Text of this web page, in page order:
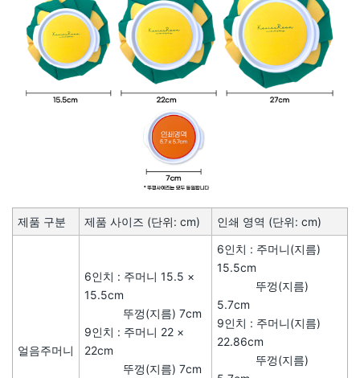
제품 구분 제품 사이즈 (단위: cm) 인쇄 영역 (단위: cm)
얼음주머니
6인치 : 주머니 15.5 ×
15.5cm
뚜껑(지름) 7cm
9인치 : 주머니 22 ×
22cm
뚜껑(지름) 7cm
6인치 : 주머니(지름)
15.5cm
뚜껑(지름)
5.7cm
9인치 : 주머니(지름)
22.86cm
뚜껑(지름)